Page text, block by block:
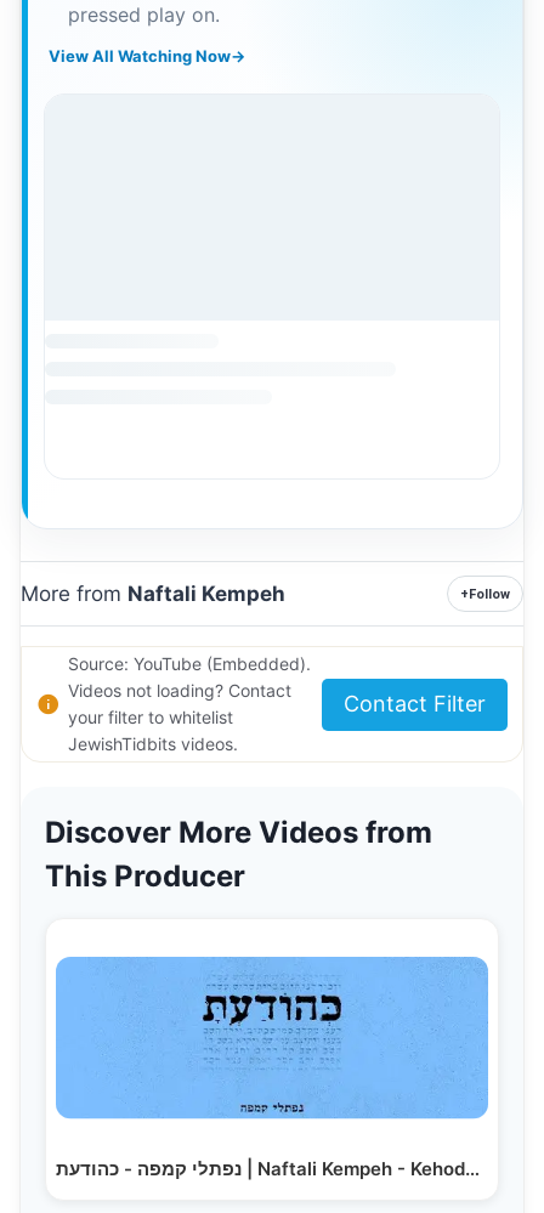
pressed play on.
View All Watching Now→
More from Naftali Kempeh +Follow
Source: YouTube (Embedded).
Videos not loading? Contact
your filter to whitelist
JewishTidbits videos.
Contact Filter
Discover More Videos from
This Producer
נפתלי קמפה - כהודעת | Naftali Kempeh - Kehoda'ato